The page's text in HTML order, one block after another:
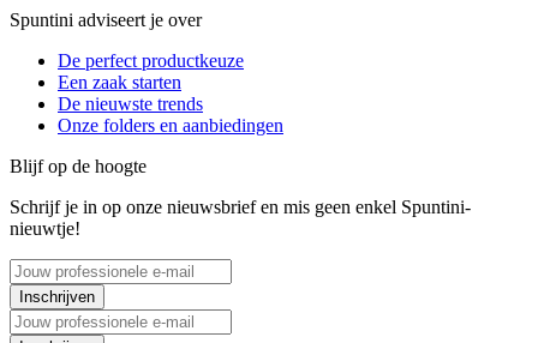
Spuntini adviseert je over
De perfect productkeuze
Een zaak starten
De nieuwste trends
Onze folders en aanbiedingen
Blijf op de hoogte
Schrijf je in op onze nieuwsbrief en mis geen enkel Spuntini-
nieuwtje!
Inschrijven